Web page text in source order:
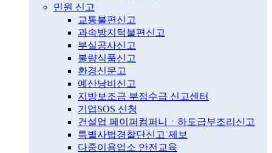
민원 신고
교통불편신고
과속방지턱불편신고
부실공사신고
불량식품신고
환경신문고
예산낭비신고
지방보조금 부정수급 신고센터
기업SOS 신청
건설업 페이퍼컴퍼니ㆍ하도급부조리신고
특별사법경찰단신고˙제보
다중이용업소 안전교육